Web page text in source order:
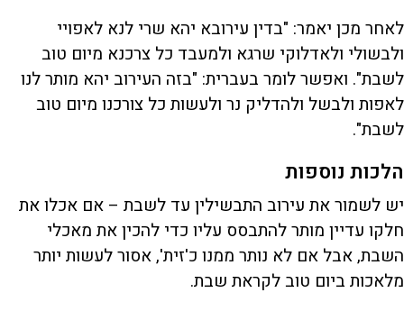
לאחר מכן יאמר: "בדין עירובא יהא שרי לנא לאפויי
ולבשולי ולאדלוקי שרגא ולמעבד כל צרכנא מיום טוב
לשבת". ואפשר לומר בעברית: "בזה העירוב יהא מותר לנו
לאפות ולבשל ולהדליק נר ולעשות כל צורכנו מיום טוב
לשבת".
הלכות נוספות
יש לשמור את עירוב התבשילין עד לשבת – אם אכלו את
חלקו עדיין מותר להתבסס עליו כדי להכין את מאכלי
השבת, אבל אם לא נותר ממנו כ'זית', אסור לעשות יותר
מלאכות ביום טוב לקראת שבת.